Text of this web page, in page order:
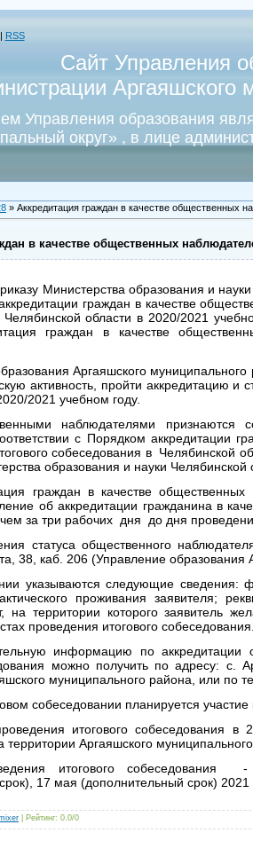
RSS
Сайт Управления
Аргаяшского
Управления образования
округ» , в лице
» Аккредитация граждан в качестве общественных
в качестве общественных
Министерства образования и
граждан в качестве
области в 2020/2021
граждан в качестве
Аргаяшского муниципального
активность, пройти аккредитацию
2021 учебном году.
наблюдателями признаются
с Порядком аккредитации
собеседования в Челябинской
образования и науки Челябинской
в качестве общественных
об аккредитации гражданина в
за три рабочих дня до дня
статуса общественного
38, каб. 206 (Управление образования
следующие сведения:
проживания заявителя;
на территории которого заявитель
проведения итогового
информацию по аккредитации
можно получить по адресу:
муниципального района, или по
собеседовании планируется участие
итогового собеседования
Аргаяшского
итогового
17 мая (дополнительный срок) 2021
Рейтинг: 0.0/0